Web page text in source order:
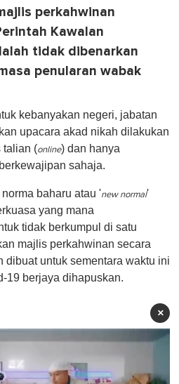
perkahwinan
Kawalan
tidak dibenarkan
penularan wabak
kebanyakan negeri, jabatan
upacara akad nikah dilakukan
talian (online) dan hanya
sahaja.
baharu atau 'new normal'
yang mana
tidak berkumpul di satu
majlis perkahwinan secara
dibuat untuk sementara waktu ini
19 berjaya dihapuskan.
×